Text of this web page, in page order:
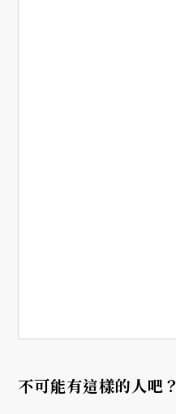
不可能有這樣的人吧？